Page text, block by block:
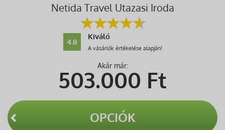
Netida Travel Utazasi Iroda
4.8
Kiváló
A vásárlók értékelése alapján!
Akár már:
503.000 Ft
OPCIÓK